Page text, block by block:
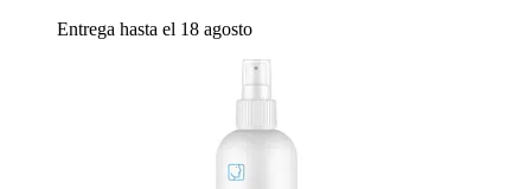
Entrega hasta el 18 agosto